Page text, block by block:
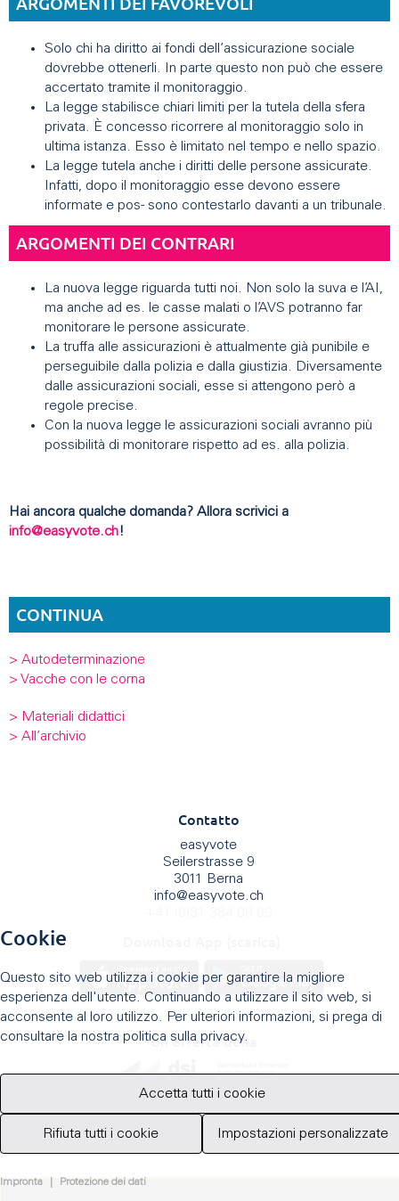
Solo chi ha diritto ai fondi dell’assicurazione sociale
dovrebbe ottenerli. In parte questo non può che essere
accertato tramite il monitoraggio.
La legge stabilisce chiari limiti per la tutela della sfera
privata. È concesso ricorrere al monitoraggio solo in
ultima istanza. Esso è limitato nel tempo e nello spazio.
La legge tutela anche i diritti delle persone assicurate.
Infatti, dopo il monitoraggio esse devono essere
informate e pos- sono contestarlo davanti a un tribunale.
ARGOMENTI DEI CONTRARI
La nuova legge riguarda tutti noi. Non solo la suva e l’AI,
ma anche ad es. le casse malati o l’AVS potranno far
monitorare le persone assicurate.
La truffa alle assicurazioni è attualmente già punibile e
perseguibile dalla polizia e dalla giustizia. Diversamente
dalle assicurazioni sociali, esse si attengono però a
regole precise.
Con la nuova legge le assicurazioni sociali avranno più
possibilità di monitorare rispetto ad es. alla polizia.
Hai ancora qualche domanda? Allora scrivici a
info@easyvote.ch!
CONTINUA
> Autodeterminazione
> Vacche con le corna
> Materiali didattici
> All’archivio
Contatto
easyvote
Seilerstrasse 9
3011 Berna
info@easyvote.ch
Un'offerta della
Cookie
Questo sito web utilizza i cookie per garantire la migliore
esperienza dell'utente. Continuando a utilizzare il sito web, si
acconsente al loro utilizzo. Per ulteriori informazioni, si prega di
consultare la nostra politica sulla privacy.
Accetta tutti i cookie
Rifiuta tutti i cookie Impostazioni personalizzate
Impronta Protezione dei dati